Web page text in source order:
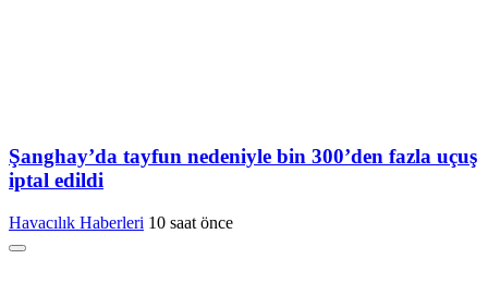
Şanghay’da tayfun nedeniyle bin 300’den fazla uçuş
iptal edildi
Havacılık Haberleri 10 saat önce